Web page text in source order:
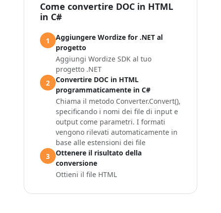
Come convertire DOC in HTML
in C#
1
Aggiungere Wordize for .NET al
progetto
Aggiungi Wordize SDK al tuo
progetto .NET
2
Convertire DOC in HTML
programmaticamente in C#
Chiama il metodo Converter.Convert(),
specificando i nomi dei file di input e
output come parametri. I formati
vengono rilevati automaticamente in
base alle estensioni dei file
3
Ottenere il risultato della
conversione
Ottieni il file HTML